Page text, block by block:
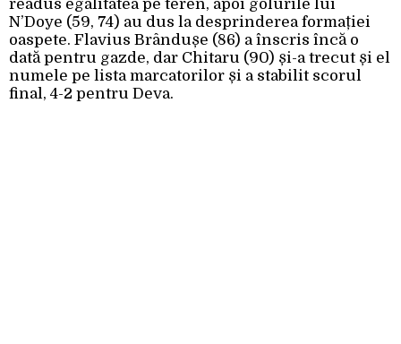
readus egalitatea pe teren, apoi golurile lui
N’Doye (59, 74) au dus la desprinderea formației
oaspete. Flavius Brândușe (86) a înscris încă o
dată pentru gazde, dar Chitaru (90) și-a trecut și el
numele pe lista marcatorilor și a stabilit scorul
final, 4-2 pentru Deva.